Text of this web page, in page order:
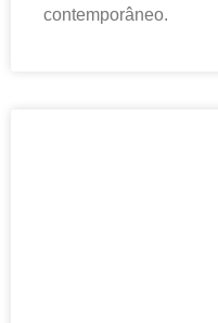
contemporâneo.